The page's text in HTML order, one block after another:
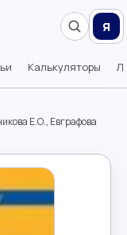
Калькуляторы
Я
Е.О., Евграфова